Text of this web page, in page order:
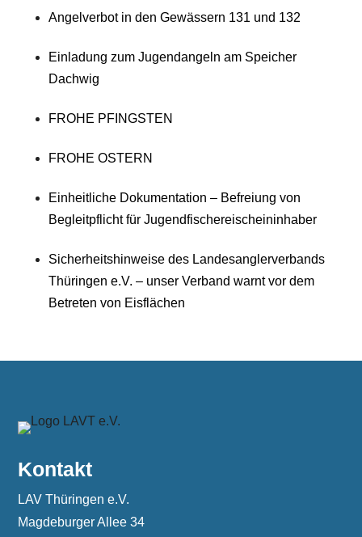
Angelverbot in den Gewässern 131 und 132
Einladung zum Jugendangeln am Speicher
Dachwig
FROHE PFINGSTEN
FROHE OSTERN
Einheitliche Dokumentation – Befreiung von
Begleitpflicht für Jugendfischereischeininhaber
Sicherheitshinweise des Landesanglerverbands
Thüringen e.V. – unser Verband warnt vor dem
Betreten von Eisflächen
Kontakt
LAV Thüringen e.V.
Magdeburger Allee 34